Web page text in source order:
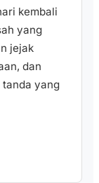
kembali
yang
jejak
dan
yang